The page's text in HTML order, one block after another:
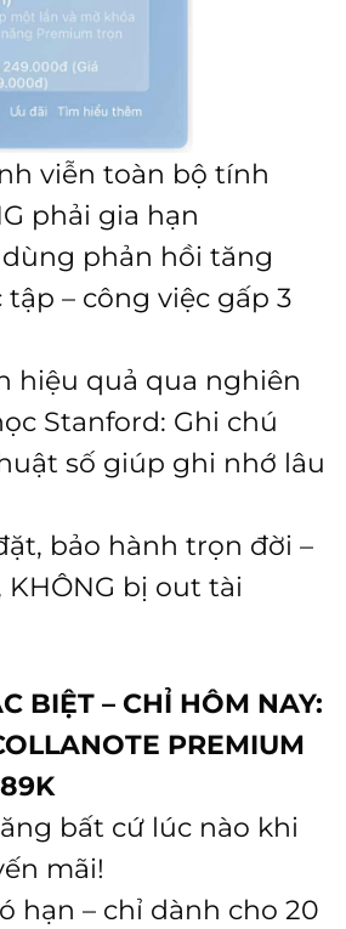
viễn toàn bộ tính
phải gia hạn
dùng phản hồi tăng
– công việc gấp 3
hiệu quả qua nghiên
Stanford: Ghi chú
số giúp ghi nhớ lâu
bảo hành trọn đời –
KHÔNG bị out tài
BIỆT – CHỈ HÔM NAY:
PREMIUM
bất cứ lúc nào khi
mãi!
hạn – chỉ dành cho 20